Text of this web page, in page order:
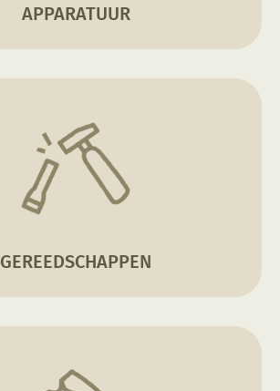
APPARATUUR
GEREEDSCHAPPEN